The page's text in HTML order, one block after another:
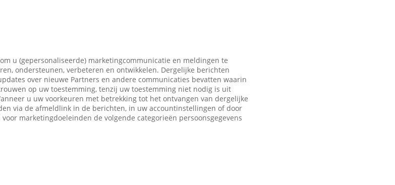
u (gepersonaliseerde) marketingcommunicatie en meldingen te
ondersteunen, verbeteren en ontwikkelen. Dergelijke berichten
over nieuwe Partners en andere communicaties bevatten waarin
op uw toestemming, tenzij uw toestemming niet nodig is uit
u uw voorkeuren met betrekking tot het ontvangen van dergelijke
via de afmeldlink in de berichten, in uw accountinstellingen of door
marketingdoeleinden de volgende categorieën persoonsgegevens